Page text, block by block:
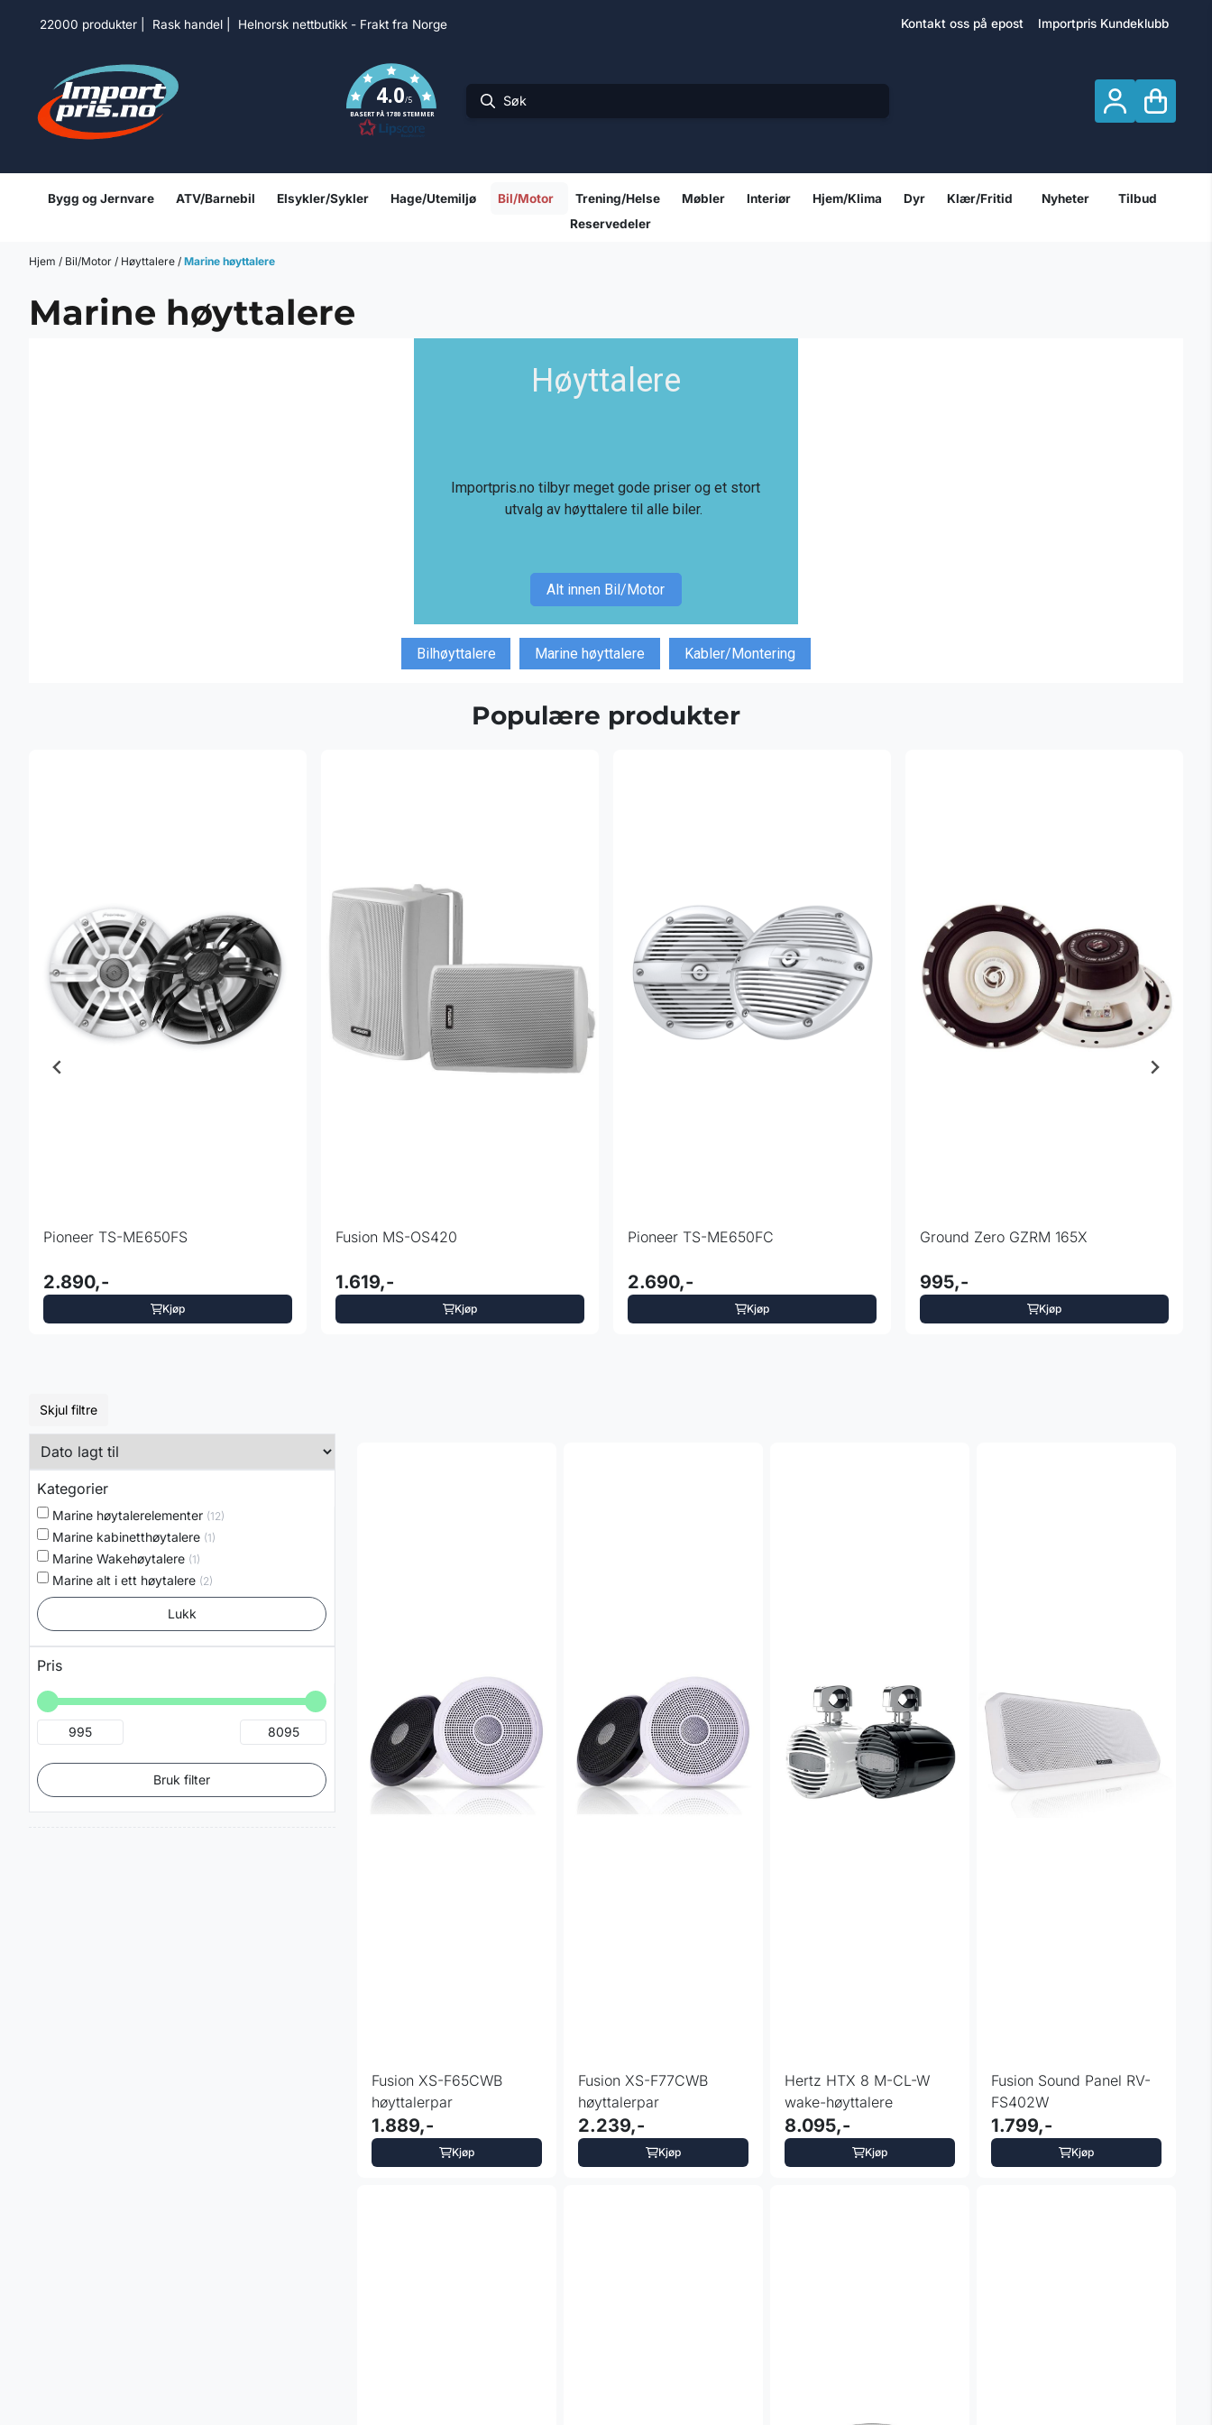
Hopp til innhold
22000 produkter | Rask handel | Helnorsk nettbutikk - Frakt fra Norge Kontakt oss på epost Importpris Kundeklubb
4.0/5
BASERT PÅ 1780 STEMMER
Bygg og Jernvare ATV/Barnebil Elsykler/Sykler Hage/Utemiljø Bil/Motor Trening/Helse Møbler Interiør Hjem/Klima Dyr Klær/Fritid Nyheter
Tilbud
Reservedeler
Hjem / Bil/Motor / Høyttalere / Marine høyttalere
Marine høyttalere
Høyttalere
Importpris.no tilbyr meget gode priser og et stort
utvalg av høyttalere til alle biler.
Alt innen Bil/Motor
Bilhøyttalere Marine høyttalere Kabler/Montering
Populære produkter
Pioneer TS-ME650FS
2.890,-
Kjøp
Fusion MS-OS420
1.619,-
Kjøp
Pioneer TS-ME650FC
2.690,-
Kjøp
Ground Zero GZRM 165X
995,-
Kjøp
Skjul filtre
Kategorier
Marine høytalerelementer (12)
Marine kabinetthøytalere (1)
Marine Wakehøytalere (1)
Marine alt i ett høytalere (2)
Lukk
Pris
Bruk filter
Fusion XS-F65CWB
høyttalerpar
1.889,-
Kjøp
Fusion XS-F77CWB
høyttalerpar
2.239,-
Kjøp
Hertz HTX 8 M-CL-W
wake-høyttalere
8.095,-
Kjøp
Fusion Sound Panel RV-
FS402W
1.799,-
Kjøp